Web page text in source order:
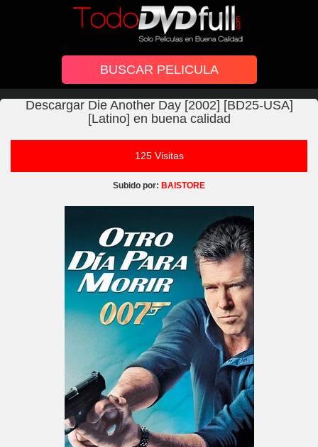
Descargar Die Another Day [2002] [BD25-USA]
[Latino] en buena calidad
125 Visitas
Subido por: BAISTORE